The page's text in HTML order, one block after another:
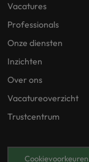
Vacatures
Professionals
Onze diensten
Inzichten
Over ons
Vacatureoverzicht
Trustcentrum
Cookievoorkeuren